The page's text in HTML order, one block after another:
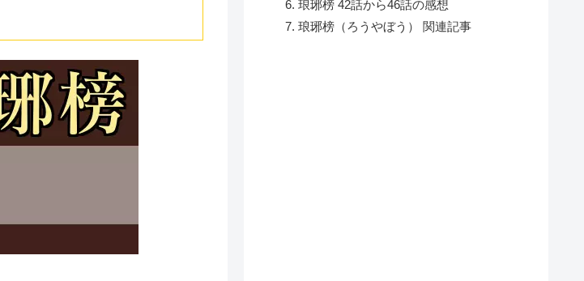
琅琊榜 42話から46話の感想
琅琊榜（ろうやぼう） 関連記事